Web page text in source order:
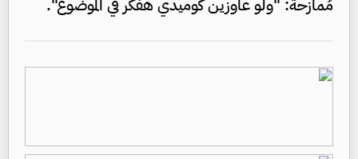
مُمازحةً: "ولو عاوزين كوميدي هفكر في الموضوع".